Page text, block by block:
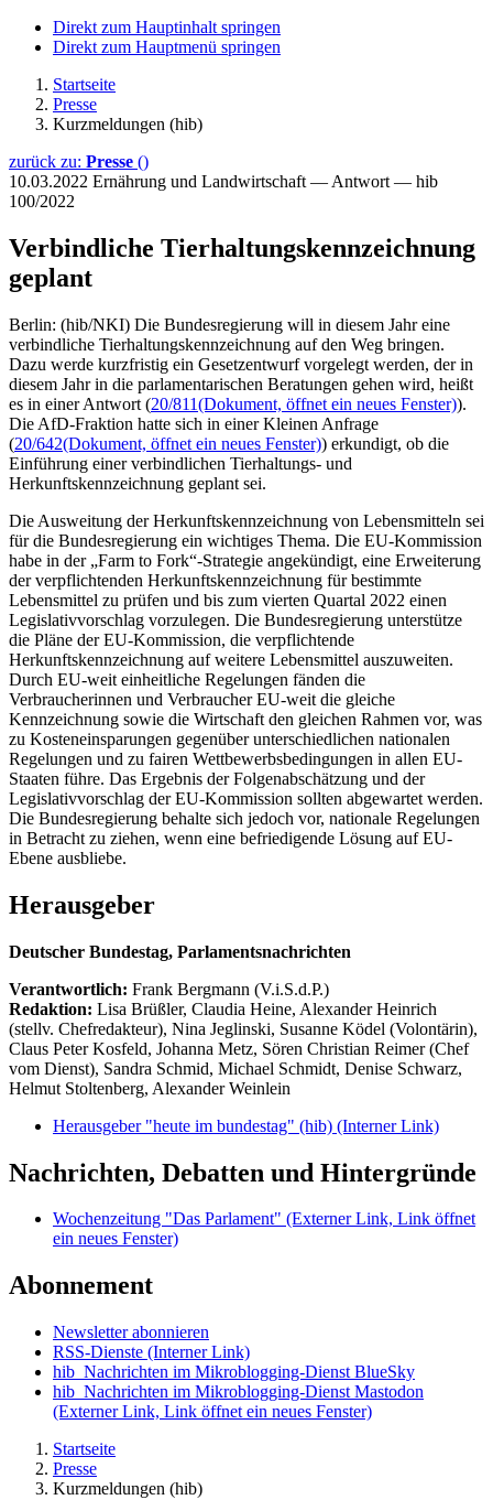
Direkt zum Hauptinhalt springen
Direkt zum Hauptmenü springen
Startseite
Presse
Kurzmeldungen (hib)
zurück zu: Presse ()
10.03.2022 Ernährung und Landwirtschaft — Antwort — hib
100/2022
Verbindliche Tierhaltungskennzeichnung
geplant
Berlin: (hib/NKI) Die Bundesregierung will in diesem Jahr eine
verbindliche Tierhaltungskennzeichnung auf den Weg bringen.
Dazu werde kurzfristig ein Gesetzentwurf vorgelegt werden, der in
diesem Jahr in die parlamentarischen Beratungen gehen wird, heißt
es in einer Antwort (20/811(Dokument, öffnet ein neues Fenster)).
Die AfD-Fraktion hatte sich in einer Kleinen Anfrage
(20/642(Dokument, öffnet ein neues Fenster)) erkundigt, ob die
Einführung einer verbindlichen Tierhaltungs- und
Herkunftskennzeichnung geplant sei.
Die Ausweitung der Herkunftskennzeichnung von Lebensmitteln sei
für die Bundesregierung ein wichtiges Thema. Die EU-Kommission
habe in der „Farm to Fork“-Strategie angekündigt, eine Erweiterung
der verpflichtenden Herkunftskennzeichnung für bestimmte
Lebensmittel zu prüfen und bis zum vierten Quartal 2022 einen
Legislativvorschlag vorzulegen. Die Bundesregierung unterstütze
die Pläne der EU-Kommission, die verpflichtende
Herkunftskennzeichnung auf weitere Lebensmittel auszuweiten.
Durch EU-weit einheitliche Regelungen fänden die
Verbraucherinnen und Verbraucher EU-weit die gleiche
Kennzeichnung sowie die Wirtschaft den gleichen Rahmen vor, was
zu Kosteneinsparungen gegenüber unterschiedlichen nationalen
Regelungen und zu fairen Wettbewerbsbedingungen in allen EU-
Staaten führe. Das Ergebnis der Folgenabschätzung und der
Legislativvorschlag der EU-Kommission sollten abgewartet werden.
Die Bundesregierung behalte sich jedoch vor, nationale Regelungen
in Betracht zu ziehen, wenn eine befriedigende Lösung auf EU-
Ebene ausbliebe.
Herausgeber
Deutscher Bundestag, Parlamentsnachrichten
Verantwortlich: Frank Bergmann (V.i.S.d.P.)
Redaktion: Lisa Brüßler, Claudia Heine, Alexander Heinrich
(stellv. Chefredakteur), Nina Jeglinski, Susanne Ködel (Volontärin),
Claus Peter Kosfeld, Johanna Metz, Sören Christian Reimer (Chef
vom Dienst), Sandra Schmid, Michael Schmidt, Denise Schwarz,
Helmut Stoltenberg, Alexander Weinlein
Herausgeber "heute im bundestag" (hib) (Interner Link)
Nachrichten, Debatten und Hintergründe
Wochenzeitung "Das Parlament" (Externer Link, Link öffnet
ein neues Fenster)
Abonnement
Newsletter abonnieren
RSS-Dienste (Interner Link)
hib_Nachrichten im Mikroblogging-Dienst BlueSky
hib_Nachrichten im Mikroblogging-Dienst Mastodon
(Externer Link, Link öffnet ein neues Fenster)
Startseite
Presse
Kurzmeldungen (hib)